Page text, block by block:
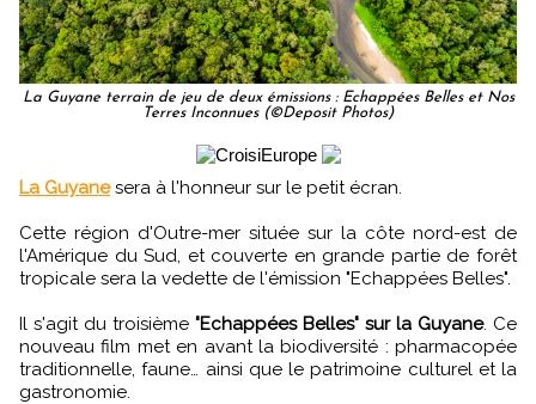
La Guyane terrain de jeu de deux émissions : Echappées Belles et Nos
Terres Inconnues (©Deposit Photos)
La Guyanesera à l'honneur sur le petit écran.
Cette région d'Outre-mer située sur la côte nord-est de
l'Amérique du Sud, et couverte en grande partie de forêt
tropicale sera la vedette de l'émission "Echappées Belles".
Il s'agit du troisième "Echappées Belles" sur la Guyane. Ce
nouveau film met en avant la biodiversité : pharmacopée
traditionnelle, faune… ainsi que le patrimoine culturel et la
gastronomie.